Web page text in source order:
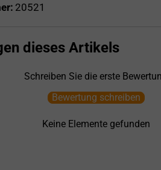
20521
dieses Artikels
Schreiben Sie die erste
Bewertung schreiben
Keine Elemente gefunden